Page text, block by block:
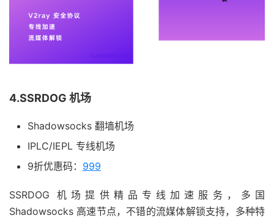
4.SSRDOG 机场
Shadowsocks 翻墙机场
IPLC/IEPL 专线机场
9折优惠码： 999
SSRDOG 机场提供精品专线加速服务，多国
Shadowsocks 高速节点，不错的流媒体解锁支持，多种特